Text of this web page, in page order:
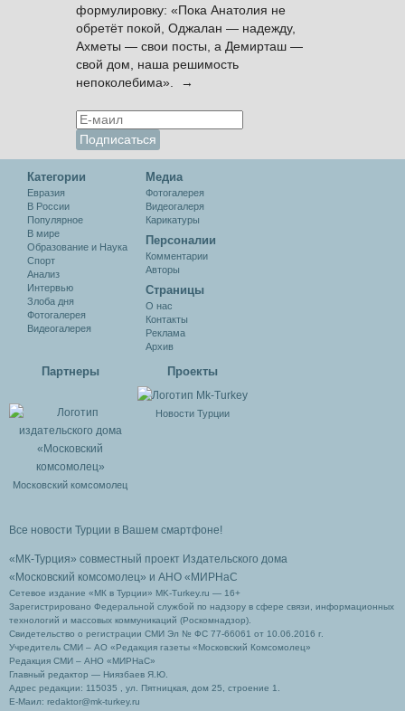
формулировку: «Пока Анатолия не
обретёт покой, Оджалан — надежду,
Ахметы — свои посты, а Демирташ —
свой дом, наша решимость
непоколебима». →
Категории
Евразия
В России
Популярное
В мире
Образование и Наука
Спорт
Анализ
Интервью
Злоба дня
Фотогалерея
Видеогалерея
Медиа
Фотогалерея
Видеогалеря
Карикатуры
Персоналии
Комментарии
Авторы
Cтраницы
О нас
Контакты
Реклама
Архив
Партнеры
Московский комсомолец
Проекты
Новости Турции
Все новости Турции в Вашем смартфоне!
«МК-Турция» совместный проект Издательского дома
«Московский комсомолец» и АНО «МИРНаС
Сетевое издание «МК в Турции» MK-Turkey.ru — 16+
Зарегистрировано Федеральной службой по надзору в сфере связи, информационных
технологий и массовых коммуникаций (Роскомнадзор).
Свидетельство о регистрации СМИ Эл № ФС 77-66061 от 10.06.2016 г.
Учредитель СМИ – АО «Редакция газеты «Московский Комсомолец»
Редакция СМИ – АНО «МИРНаС»
Главный редактор — Ниязбаев Я.Ю.
Адрес редакции: 115035 , ул. Пятницкая, дом 25, строение 1.
Е-Маил: redaktor@mk-turkey.ru